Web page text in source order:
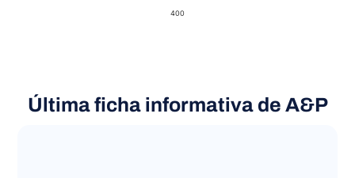
400
Última ficha informativa de A&P